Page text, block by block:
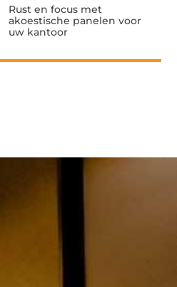
Rust en focus met
akoestische panelen voor
uw kantoor